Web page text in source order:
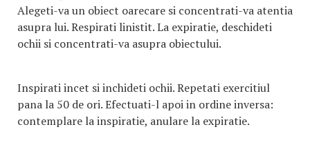
Alegeti-va un obiect oarecare si concentrati-va atentia
asupra lui. Respirati linistit. La expiratie, deschideti
ochii si concentrati-va asupra obiectului.
Inspirati incet si inchideti ochii. Repetati exercitiul
pana la 50 de ori. Efectuati-l apoi in ordine inversa:
contemplare la inspiratie, anulare la expiratie.